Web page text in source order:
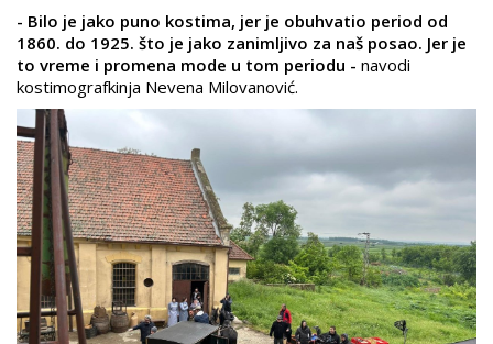
- Bilo je jako puno kostima, jer je obuhvatio period od
1860. do 1925. što je jako zanimljivo za naš posao. Jer je
to vreme i promena mode u tom periodu - navodi
kostimografkinja Nevena Milovanović.